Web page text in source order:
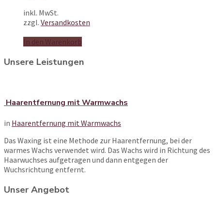
inkl. MwSt.
zzgl. Versandkosten
In den Warenkorb
Unsere Leistungen
Haarentfernung mit Warmwachs
in Haarentfernung mit Warmwachs
Das Waxing ist eine Methode zur Haarentfernung, bei der
warmes Wachs verwendet wird. Das Wachs wird in Richtung des
Haarwuchses aufgetragen und dann entgegen der
Wuchsrichtung entfernt.
Unser Angebot